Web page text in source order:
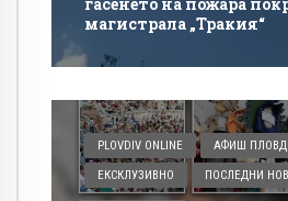
магистрала „Тракия“
PLOVDIV ONLINE АФИШ
ЕКСКЛУЗИВНО ПОСЛЕДНИ